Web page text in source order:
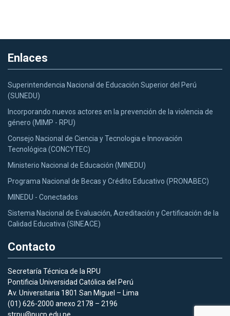
Enlaces
Superintendencia Nacional de Educación Superior del Perú
(SUNEDU)
Incorporando nuevos actores en la prevención de la violencia de
género (MIMP - RPU)
Consejo Nacional de Ciencia y Tecnologia e Innovación
Tecnológica (CONCYTEC)
Ministerio Nacional de Educación (MINEDU)
Programa Nacional de Becas y Crédito Educativo (PRONABEC)
MINEDU - Conectados
Sistema Nacional de Evaluación, Acreditación y Certificación de la
Calidad Educativa (SINEACE)
Contacto
Secretaría Técnica de la RPU
Pontificia Universidad Católica del Perú
Av. Universitaria 1801 San Miguel – Lima
(01) 626-2000 anexo 2178 – 2196